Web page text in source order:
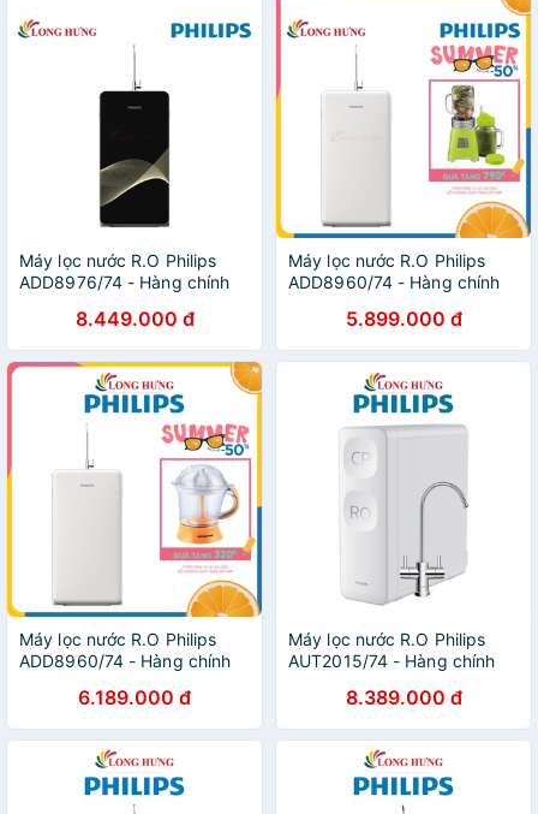
Máy lọc nước R.O Philips
ADD8976/74 - Hàng chính
8.449.000 đ
Máy lọc nước R.O Philips
ADD8960/74 - Hàng chính
5.899.000 đ
Máy lọc nước R.O Philips
ADD8960/74 - Hàng chính
6.189.000 đ
Máy lọc nước R.O Philips
AUT2015/74 - Hàng chính
8.389.000 đ